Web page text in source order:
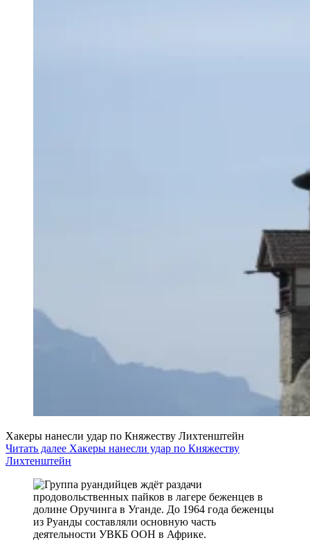
Хакеры нанесли удар по Княжеству Лихтенштейн
Читать далее Хакеры нанесли удар по Княжеству
Лихтенштейн